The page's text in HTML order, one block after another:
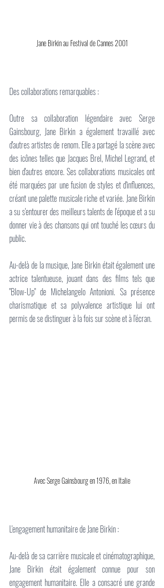
Jane Birkin au Festival de Cannes 2001
Des collaborations remarquables :
Outre sa collaboration légendaire avec Serge
Gainsbourg, Jane Birkin a également travaillé avec
d'autres artistes de renom. Elle a partagé la scène avec
des icônes telles que Jacques Brel, Michel Legrand, et
bien d'autres encore. Ses collaborations musicales ont
été marquées par une fusion de styles et d'influences,
créant une palette musicale riche et variée. Jane Birkin
a su s'entourer des meilleurs talents de l'époque et a su
donner vie à des chansons qui ont touché les cœurs du
public.
Au-delà de la musique, Jane Birkin était également une
actrice talentueuse, jouant dans des films tels que
"Blow-Up" de Michelangelo Antonioni. Sa présence
charismatique et sa polyvalence artistique lui ont
permis de se distinguer à la fois sur scène et à l'écran.
Avec Serge Gainsbourg en 1976, en Italie
L'engagement humanitaire de Jane Birkin :
Au-delà de sa carrière musicale et cinématographique,
Jane Birkin était également connue pour son
engagement humanitaire. Elle a consacré une grande